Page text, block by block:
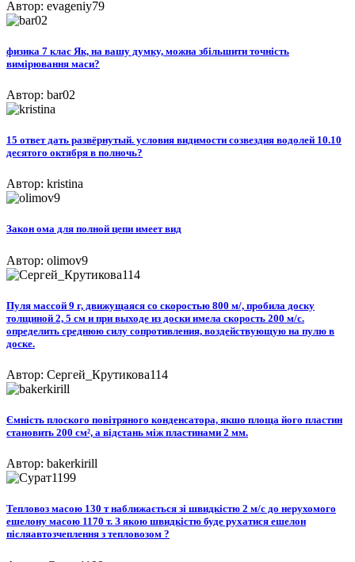
Автор: evageniy79
физика 7 клас Як, на вашу думку, можна збільшити точність
вимірювання маси?
Автор: bar02
15 ответ дать развёрнутый. условия видимости созвездия водолей 10.10
десятого октября в полночь?
Автор: kristina
Закон ома для полной цепи имеет вид
Автор: olimov9
Пуля массой 9 г, движущаяся со скоростью 800 м/, пробила доску
толщиной 2, 5 см и при выходе из доски имела скорость 200 м/с.
определить среднюю силу сопротивления, воздействующую на пулю в
доске.
Автор: Сергей_Крутикова114
Ємність плоского повітряного конденсатора, якшо площа його пластин
становить 200 см², а відстань між пластинами 2 мм.
Автор: bakerkirill
Тепловоз масою 130 т наближається зі швидкістю 2 м/с до нерухомого
ешелону масою 1170 т. З якою швидкістю буде рухатися ешелон
післяавтозчеплення з тепловозом ?​